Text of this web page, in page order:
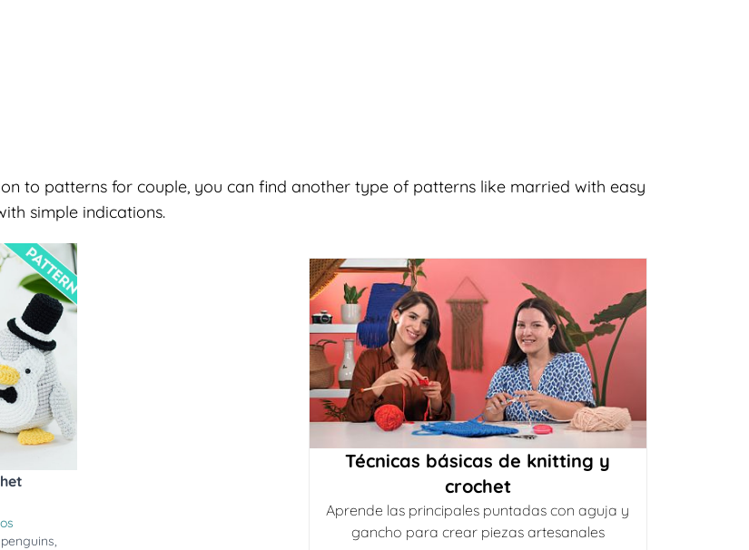
to patterns for couple, you can find another type of patterns like married with easy
simple indications.
penguins,
Técnicas básicas de knitting y
crochet
Aprende las principales puntadas con aguja y
gancho para crear piezas artesanales